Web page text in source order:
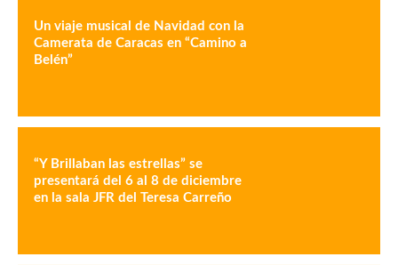
Un viaje musical de Navidad con la
Camerata de Caracas en “Camino a
Belén”
“Y Brillaban las estrellas” se
presentará del 6 al 8 de diciembre
en la sala JFR del Teresa Carreño